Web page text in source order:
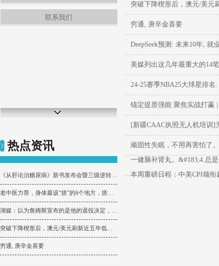
联系我们
热点资讯
《从肝论治糖尿病》新书发布会暨三级逆转专题论坛在山东泰安成功举办_理论_杨波
老中医力荐，身体最该“搓”的6个地方，搓出益寿体质
湖媒：以为詹姆斯宣布的是他的退役决定，差点心脏骤停了
突破下降楔形后，澳元/美元刷新近五年低点，超卖信号随之而来
穷通, 庚辛金喜要
突破下降楔形后，澳元/美元
穷通, 庚辛金喜要
DeepSeek预测: 未来10年, 就
美媒列出这几年最重大的14
24-25赛季NBA25大球星排
锚定提质强能 聚焦实战打赢
[新疆CAAC执照无人机培训]
顽固性失眠，不用再害怕了
一健脑补肾丸。&#183;4.总
本周重磅日程：中美CPI领